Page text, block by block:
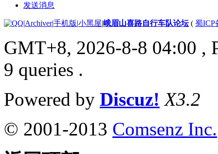
发送消息
|Archiver|手机版|小黑屋|峨眉山喜路自行车队论坛( 蜀ICP
GMT+8, 2026-8-8 04:00 ,
9 queries .
Powered by Discuz! X3.2
© 2001-2013 Comsenz Inc.